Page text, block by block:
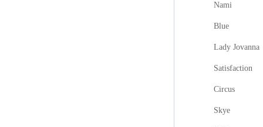
Nami
Blue
Lady Jovanna
Satisfaction
Circus
Skye